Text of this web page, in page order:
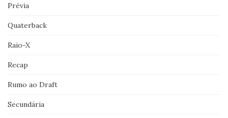
Prévia
Quaterback
Raio-X
Recap
Rumo ao Draft
Secundária